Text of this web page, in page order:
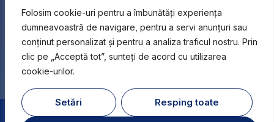
Folosim cookie-uri pentru a îmbunătăți experiența
dumneavoastră de navigare, pentru a servi anunțuri sau
conținut personalizat și pentru a analiza traficul nostru. Prin
clic pe „Acceptă tot”, sunteți de acord cu utilizarea
cookie-urilor.
Setări Resping toate
prelucrarea datelor mele conform GDPR.
Please leave this field empty.
Copyright
Politica de
Termeni și